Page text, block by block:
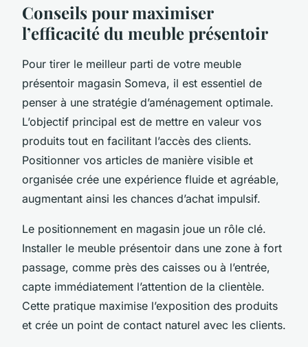
Conseils pour maximiser
l’efficacité du meuble présentoir
Pour tirer le meilleur parti de votre meuble
présentoir magasin Someva, il est essentiel de
penser à une stratégie d’aménagement optimale.
L’objectif principal est de mettre en valeur vos
produits tout en facilitant l’accès des clients.
Positionner vos articles de manière visible et
organisée crée une expérience fluide et agréable,
augmentant ainsi les chances d’achat impulsif.
Le positionnement en magasin joue un rôle clé.
Installer le meuble présentoir dans une zone à fort
passage, comme près des caisses ou à l’entrée,
capte immédiatement l’attention de la clientèle.
Cette pratique maximise l’exposition des produits
et crée un point de contact naturel avec les clients.